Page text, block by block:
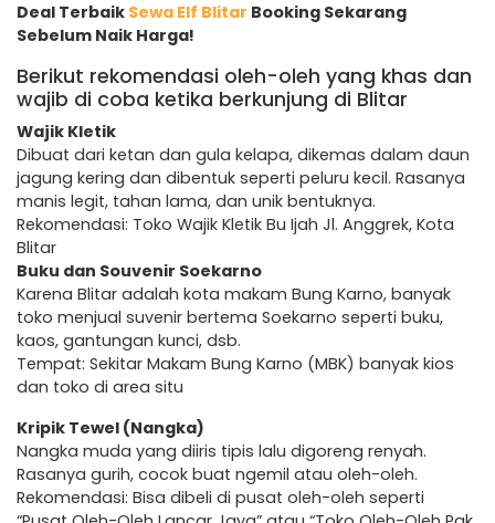
Deal Terbaik Sewa Elf Blitar Booking Sekarang
Sebelum Naik Harga!
Berikut rekomendasi oleh-oleh yang khas dan
wajib di coba ketika berkunjung di Blitar
Wajik Kletik
Dibuat dari ketan dan gula kelapa, dikemas dalam daun
jagung kering dan dibentuk seperti peluru kecil. Rasanya
manis legit, tahan lama, dan unik bentuknya.
Rekomendasi: Toko Wajik Kletik Bu Ijah Jl. Anggrek, Kota
Blitar
Buku dan Souvenir Soekarno
Karena Blitar adalah kota makam Bung Karno, banyak
toko menjual suvenir bertema Soekarno seperti buku,
kaos, gantungan kunci, dsb.
Tempat: Sekitar Makam Bung Karno (MBK) banyak kios
dan toko di area situ
Kripik Tewel (Nangka)
Nangka muda yang diiris tipis lalu digoreng renyah.
Rasanya gurih, cocok buat ngemil atau oleh-oleh.
Rekomendasi: Bisa dibeli di pusat oleh-oleh seperti